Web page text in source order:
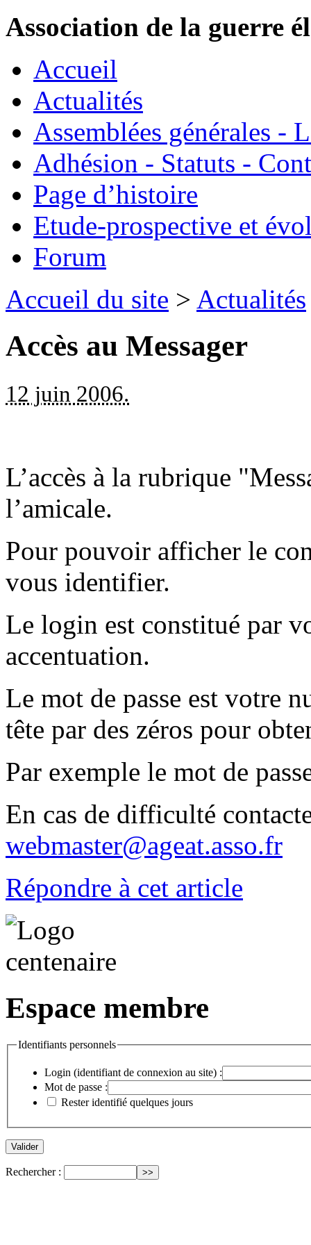
Association de la guerre
Accueil
Actualités
Assemblées générales -
Adhésion - Statuts -
Page d’histoire
Etude-prospective et
Forum
Accueil du site > Actualités
Accès au Messager
12 juin 2006.
L’accès à la rubrique
l’amicale.
Pour pouvoir afficher le
vous identifier.
Le login est constitué par
accentuation.
Le mot de passe est votre
tête par des zéros pour
Par exemple le mot de
En cas de difficulté
webmaster@ageat.asso.fr
Répondre à cet article
Espace membre
Identifiants personnels
Login (identifiant de connexion au site) :
Mot de passe :
Rester identifié quelques jours
Rechercher :